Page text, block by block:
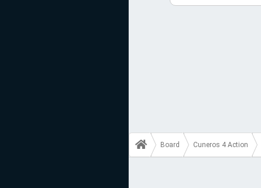
Board Cuneros 4 Action